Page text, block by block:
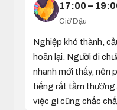
17:00 –
Giờ Dậu
Nghiệp khó thành,
hoãn lại. Người đi
nhanh mới thấy, nên
tiếng rất tầm
việc gì cũng chắc